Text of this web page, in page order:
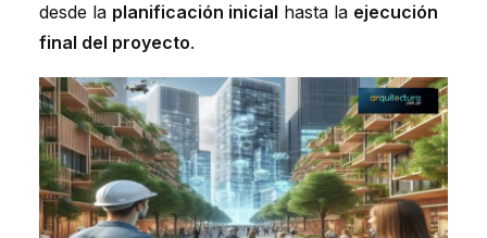
desde la planificación inicial hasta la ejecución
final del proyecto.